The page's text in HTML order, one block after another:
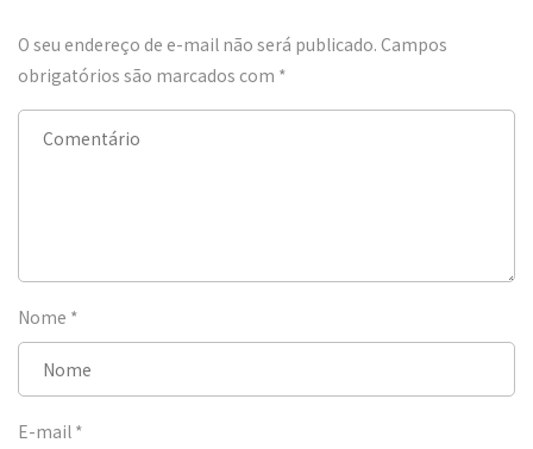
O seu endereço de e-mail não será publicado. Campos
obrigatórios são marcados com *
Nome *
E-mail *